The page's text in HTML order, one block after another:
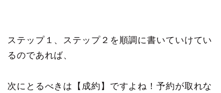
ステップ１、ステップ２を順調に書いていけてい
るのであれば、
次にとるべきは【成約】ですよね！予約が取れな